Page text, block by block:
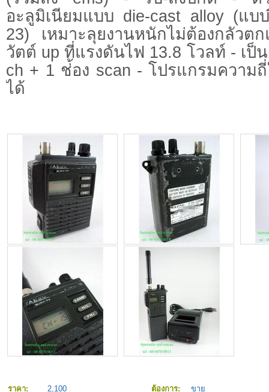
อะลูมิเนียมแบบ die-cast alloy (แบ
23) เหมาะลุยงานหนักไม่ต้องกลัว
วัตต์ up ที่แรงดันไฟ 13.8 โวลท์ - เป็
ch + 1 ช่้อง scan - โปรแกรมความ
ได้
ราคา: 2,100 ต้องการ:
ขาย